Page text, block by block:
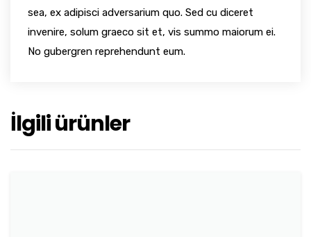
sea, ex adipisci adversarium quo. Sed cu diceret
invenire, solum graeco sit et, vis summo maiorum ei.
No gubergren reprehendunt eum.
İlgili ürünler